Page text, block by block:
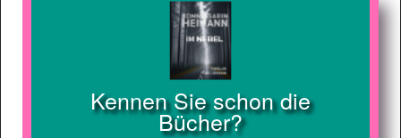
Kennen Sie schon die
Bücher?